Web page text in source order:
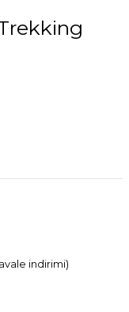
indirimi)